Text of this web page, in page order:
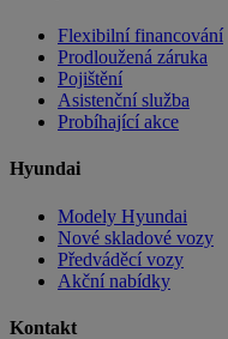
Flexibilní financování
Prodloužená záruka
Pojištění
Asistenční služba
Probíhající akce
Hyundai
Modely Hyundai
Nové skladové vozy
Předváděcí vozy
Akční nabídky
Kontakt